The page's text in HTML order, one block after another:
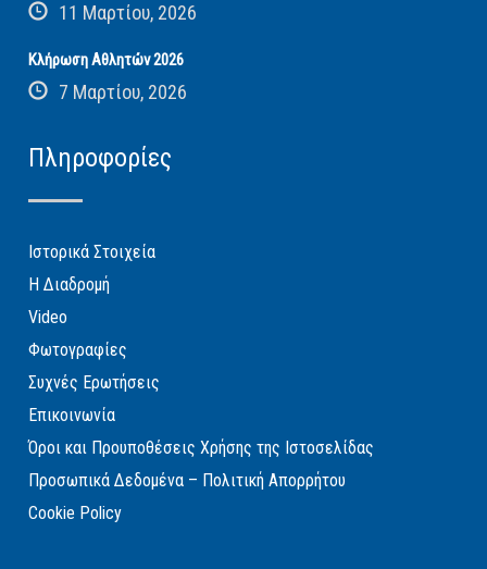
11 Μαρτίου, 2026
Κλήρωση Αθλητών 2026
7 Μαρτίου, 2026
Πληροφορίες
Ιστορικά Στοιχεία
Η Διαδρομή
Video
Φωτογραφίες
Συχνές Ερωτήσεις
Επικοινωνία
Όροι και Προυποθέσεις Χρήσης της Ιστοσελίδας
Προσωπικά Δεδομένα – Πολιτική Απορρήτου
Cookie Policy